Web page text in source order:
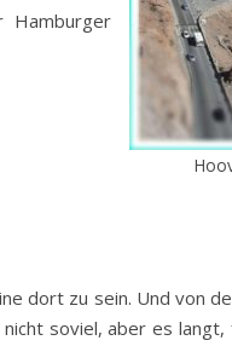
Hamburger
dort zu sein. Und von
soviel, aber es